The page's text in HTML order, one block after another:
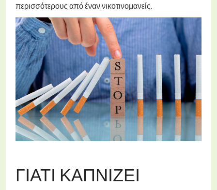
περισσότερους από έναν νικοτινομανείς.
ΓΙΑΤΊ ΚΑΠΝΊΖΕΙ